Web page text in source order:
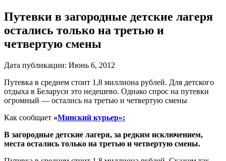
Путевки в загородные детские лагеря
остались только на третью и
четвертую смены
Дата публикации: Июнь 6, 2012
Путевка в среднем стоит 1,8 миллиона рублей. Для детского
отдыха в Беларуси это недешево. Однако спрос на путевки
огромный — остались на третью и четвертую смены
Как сообщает «Минский курьер»:
В загородные детские лагеря, за редким исключением,
места остались только на третью и четвертую смены.